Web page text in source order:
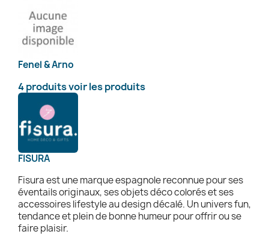
Fenel & Arno
4 produitsvoir les produits
FISURA
Fisura est une marque espagnole reconnue pour ses
éventails originaux, ses objets déco colorés et ses
accessoires lifestyle au design décalé. Un univers fun,
tendance et plein de bonne humeur pour offrir ou se
faire plaisir.